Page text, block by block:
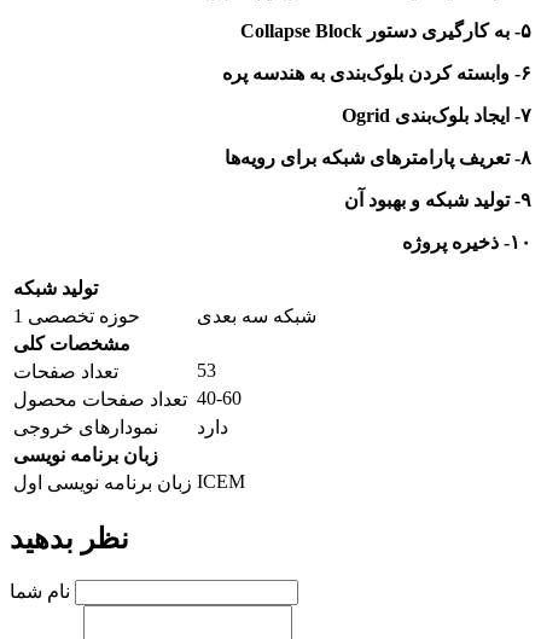
۵- به کارگیری دستور Collapse Block
۶- وابسته کردن بلوک‌بندی به هندسه پره
۷- ایجاد بلوک‌بندی Ogrid
۸- تعریف پارامترهای شبکه برای رویه‌ها
۹- تولید شبکه و بهبود آن
۱۰- ذخیره پروژه
تولید شبکه
حوزه تخصصی 1
شبکه سه بعدی
مشخصات کلی
تعداد صفحات
53
تعداد صفحات محصول 40-60
نمودارهای خروجی
دارد
زبان برنامه نویسی
زبان برنامه نویسی اول ICEM
نظر بدهید
نام شما